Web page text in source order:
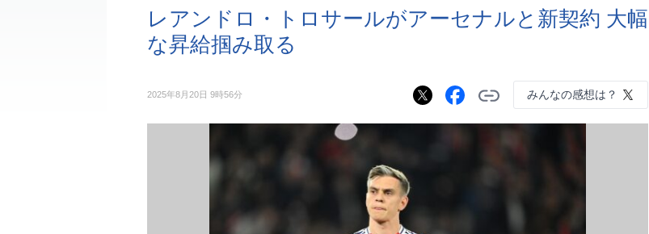
レアンドロ・トロサールがアーセナルと新契約 大幅
な昇給掴み取る
2025年8月20日 9時56分 みんなの感想は？